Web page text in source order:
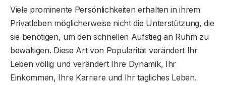
Viele prominente Persönlichkeiten erhalten in ihrem
Privatleben möglicherweise nicht die Unterstützung, die
sie benötigen, um den schnellen Aufstieg an Ruhm zu
bewältigen. Diese Art von Popularität verändert Ihr
Leben völlig und verändert Ihre Dynamik, Ihr
Einkommen, Ihre Karriere und Ihr tägliches Leben.